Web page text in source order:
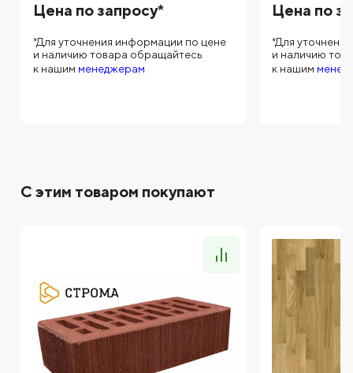
Цена по запросу*
*Для уточнения информации по цене
и наличию товара обращайтесь
к нашим менеджерам
Цена по
*Для
и наличию
к нашим
С этим товаром покупают